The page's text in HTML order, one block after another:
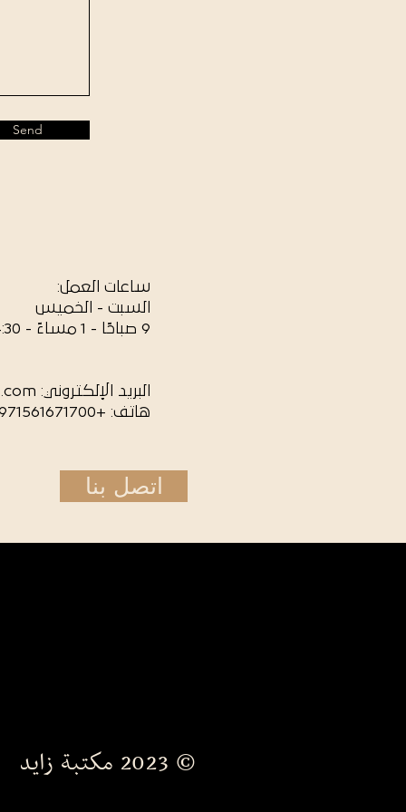
Send
ساعات العمل:
السبت - الخميس
9 صباحًا - 1 مساءً - 4:30 مساءً - 10 مساءً
البريد الإلكتروني: zayedbookshop@gmail.com
هاتف: +971561671700
اتصل بنا
© 2023 مكتبة زايد